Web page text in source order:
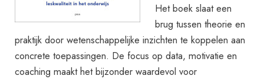
Het boek slaat een
brug tussen theorie en
praktijk door wetenschappelijke inzichten te koppelen aan
concrete toepassingen. De focus op data, motivatie en
coaching maakt het bijzonder waardevol voor